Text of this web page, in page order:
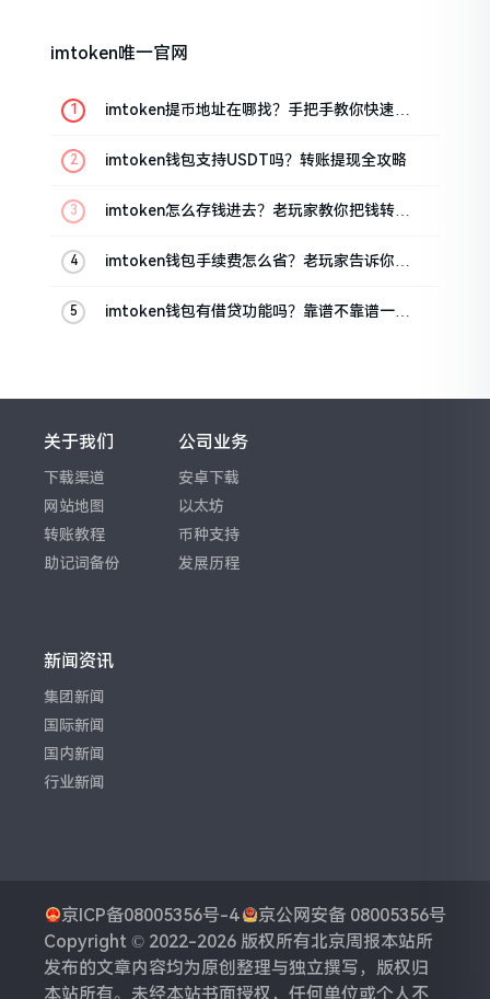
imtoken唯一官网
imtoken提币地址在哪找？手把手教你快速查
imtoken钱包支持USDT吗？转账提现全攻略
imtoken怎么存钱进去？老玩家教你把钱转进
imtoken钱包手续费怎么省？老玩家告诉你几
imtoken钱包有借贷功能吗？靠谱不靠谱一文
关于我们
下载渠道
网站地图
转账教程
助记词备份
公司业务
安卓下载
以太坊
币种支持
发展历程
新闻资讯
集团新闻
国际新闻
国内新闻
行业新闻
京ICP备08005356号-4
京公网安备 08005356号
Copyright © 2022-2026 版权所有北京周报本站所
发布的文章内容均为原创整理与独立撰写，版权归
本站所有。未经本站书面授权，任何单位或个人不